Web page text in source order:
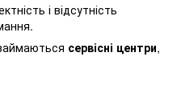
і відсутність
сервісні центри,